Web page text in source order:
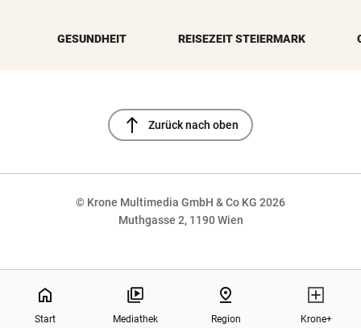
GESUNDHEIT REISEZEIT STEIERMARK
north Zurück nach oben
© Krone Multimedia GmbH & Co KG 2026
Muthgasse 2, 1190 Wien
home
Start Mediathek
pin_drop
Region Krone+
NaN%